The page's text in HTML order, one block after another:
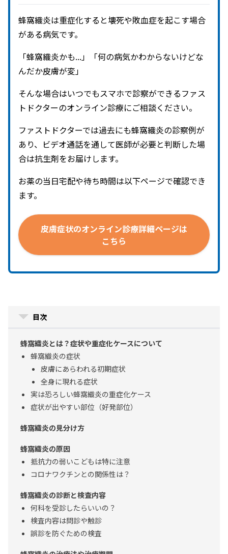
蜂窩織炎は重症化すると壊死や敗血症を起こす場合
がある病気です。
「蜂窩織炎かも...」「何の病気かわからないけどな
んだか皮膚が変」
そんな場合はいつでもスマホで診察ができるファス
トドクターのオンライン診療にご相談ください。
ファストドクターでは過去にも蜂窩織炎の診察例が
あり、ビデオ通話を通して医師が必要と判断した場
合は抗生剤をお届けします。
お薬の当日宅配や待ち時間は以下ページで確認でき
ます。
皮膚症状のオンライン診療詳細ページは
目次
蜂窩織炎とは？症状や重症化ケースについて
蜂窩織炎の症状
皮膚にあらわれる初期症状
全身に現れる症状
実は恐ろしい蜂窩織炎の重症化ケース
症状が出やすい部位（好発部位）
蜂窩織炎の見分け方
蜂窩織炎の原因
抵抗力の弱いこどもは特に注意
コロナワクチンとの関係性は？
蜂窩織炎の診断と検査内容
何科を受診したらいいの？
検査内容は問診や触診
誤診を防ぐための検査